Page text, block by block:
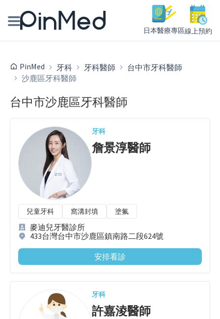
日本醫療專區線上預約
醫師專欄專訪
健康主題館
我是醫療人員
PinMed 牙科 牙科醫師
台中市牙科醫師
沙鹿區牙科醫師
台中市沙鹿區牙科醫師
牙科
詹景淳醫師
兒童牙科 窩溝封填 塗氟
麥迪兒牙醫診所
433台灣台中市沙鹿區鎮南路二段624號
安排看診
牙科
許嘉淩醫師